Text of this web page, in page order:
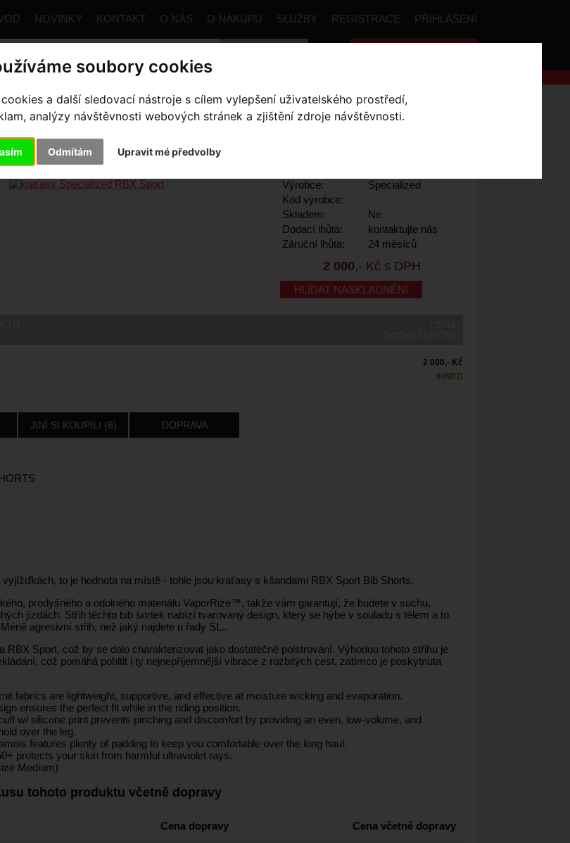
soubory cookies
a další sledovací nástroje s cílem vylepšení uživatelského prostředí,
analýzy návštěvnosti webových stránek a zjištění zdroje návštěvnosti.
Odmítám Upravit mé předvolby
NOVINKY KONTAKT O NÁS O NÁKUPU SLUŽBY REGISTRACE PŘIHLÁŠENÍ
pro jezdce Kraťasy Pánské kraťasy Specialized RBX Sport
SPECIALIZED RBX SPORT
Výrobce:
Specialized
Kód výrobce:
Skladem:
Ne
Dodací lhůta:
kontaktujte nás
Záruční lhůta:
24 měsíců
2 000,- Kč s DPH
HLÍDAT NASKLADNĚNÍ
2 000,- Kč
IHNED
JINÍ SI KOUPILI (6) DOPRAVA
vyjížďkách, to je hodnota na místě - tohle jsou kraťasy s kšandami RBX Sport Bib Shorts.
prodyšného a odolného materiálu VaporRize™, takže vám garantují, že budete v suchu,
jízdách. Střih těchto bib šortek nabízí tvarovaný design, který se hýbe v souladu s tělem a to
agresivní střih, než jaký najdete u řady SL..
RBX Sport, což by se dalo charakterizovat jako dostatečné polstrování. Výhodou tohoto střihu je
což pomáhá pohltit i ty nejnepříjemnější vibrace z rozbitých cest, zatímco je poskytnuta
fabrics are lightweight, supportive, and effective at moisture wicking and evaporation.
ensures the perfect fit while in the riding position.
w/ silicone print prevents pinching and discomfort by providing an even, low-volume, and
over the leg.
features plenty of padding to keep you comfortable over the long haul.
protects your skin from harmful ultraviolet rays.
Medium)
tohoto produktu včetně dopravy
Cena dopravy Cena včetně dopravy